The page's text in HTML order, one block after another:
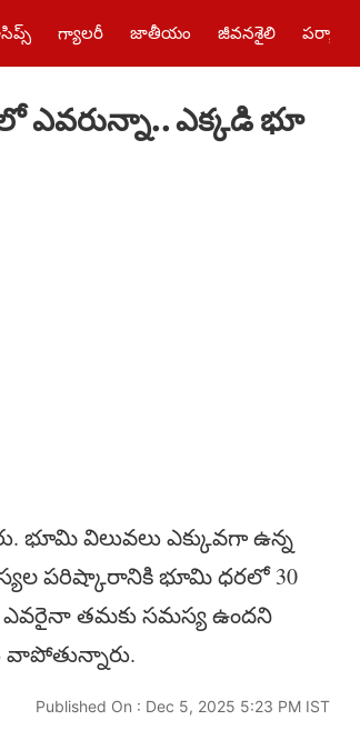
గ్యాలరీ జాతీయం జీవనశైలి పర్యాటకం
ఎవరున్నా.. ఎక్కడి భూ
భూమి విలువలు ఎక్కువగా ఉన్న
పరిష్కారానికి భూమి ధరలో 30
ఎవరైనా తమకు సమస్య ఉందని
వాపోతున్నారు.
Published On : Dec 5, 2025 5:23 PM IST